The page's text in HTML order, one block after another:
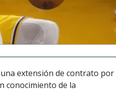
extensión de contrato por
conocimiento de la